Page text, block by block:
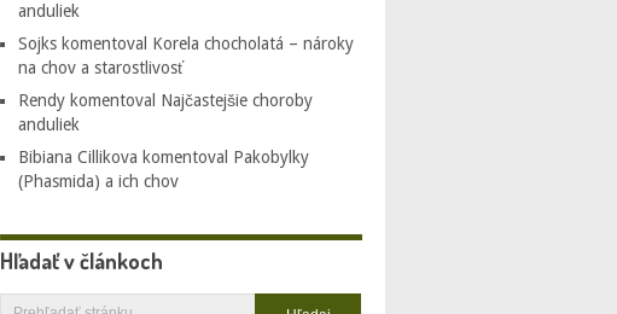
anduliek
Sojkskomentoval Korela chocholatá – nároky
na chov a starostlivosť
Rendykomentoval Najčastejšie choroby
anduliek
Bibiana Cillikova komentoval Pakobylky
(Phasmida) a ich chov
Hľadať v článkoch